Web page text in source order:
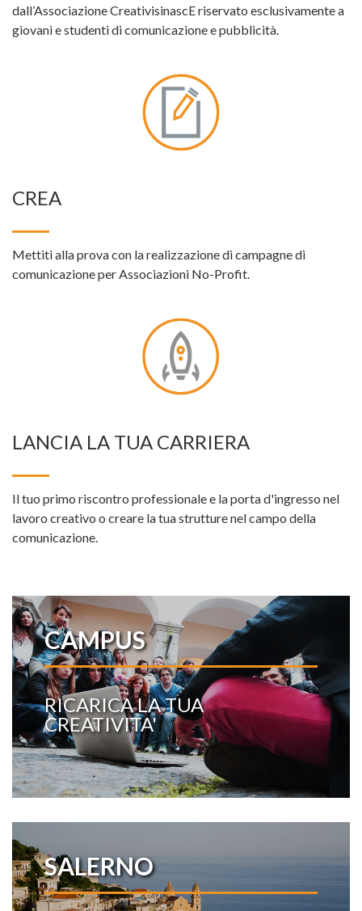
dall’Associazione CreativisinascE riservato esclusivamente a
giovani e studenti di comunicazione e pubblicità.
CREA
Mettiti alla prova con la realizzazione di campagne di
comunicazione per Associazioni No-Profit.
LANCIA LA TUA CARRIERA
Il tuo primo riscontro professionale e la porta d'ingresso nel
lavoro creativo o creare la tua strutture nel campo della
comunicazione.
CAMPUS
RICARICA LA TUA
CREATIVITA'
SALERNO